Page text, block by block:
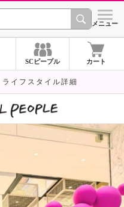
シメニュー
SCピープル カート
イフスタイル詳細